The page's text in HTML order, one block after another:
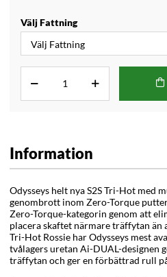
Välj Fattning
Information
Odysseys helt nya S2S Tri-Hot
genombrott inom Zero-Torque
Zero-Torque-kategorin genom att
placera skaftet närmare träffytan än
Tri-Hot Rossie har Odysseys mest
tvålagers uretan Ai-DUAL-designen
träffytan och ger en förbättrad rull